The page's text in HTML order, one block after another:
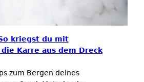
kriegst du mit
Karre aus dem Dreck
zum Bergen deines